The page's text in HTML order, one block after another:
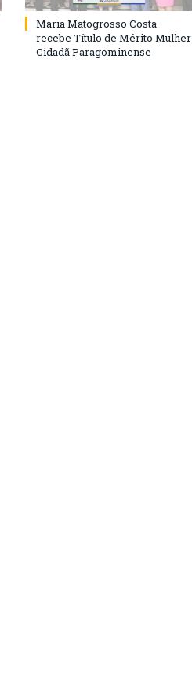
Maria Matogrosso Costa
recebe Título de Mérito Mulher
Cidadã Paragominense